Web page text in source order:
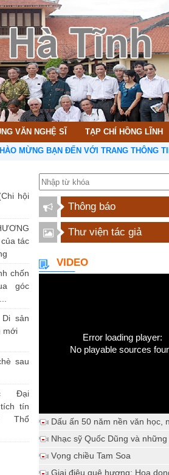
VĂN NGHỆ SĨ TẠP CHÍ HỒNG LĨNH
BẠN ĐẾN VỚI TRANG THÔNG TIN HỘI
hội
tác
chốn
góc
sản
mới
sau
Đại
tín
Thổ
Thông báo
Thư viện tác giả
VIDEO
Error loading player:
No playable sources
Dấu ấn 50 năm nền văn học,
Nhạc sỹ Quốc Dũng và những
Vọng chiều Tam Soa
Giai điệu quê hương: Hoa